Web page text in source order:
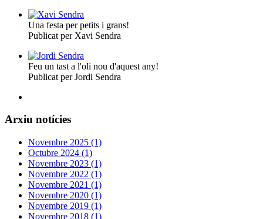
Una festa per petits i grans!
Publicat per Xavi Sendra
Feu un tast a l'oli nou d'aquest any!
Publicat per Jordi Sendra
Arxiu notícies
Novembre 2025 (1)
Octubre 2024 (1)
Novembre 2023 (1)
Novembre 2022 (1)
Novembre 2021 (1)
Novembre 2020 (1)
Novembre 2019 (1)
Novembre 2018 (1)